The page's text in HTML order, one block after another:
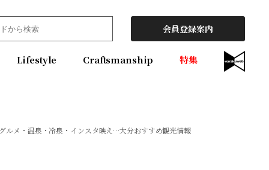
会員登録案内
Lifestyle Craftsmanship 特集
ルメ・温泉・冷泉・インスタ映え…大分おすすめ観光情報